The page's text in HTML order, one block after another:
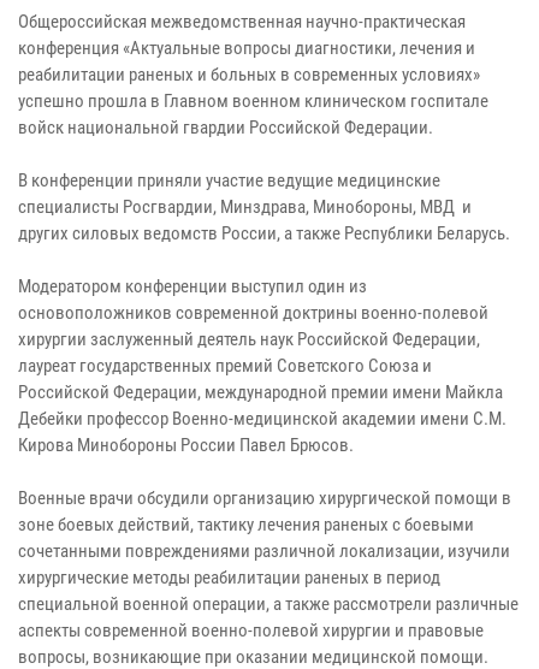
Общероссийская межведомственная научно-практическая
конференция «Актуальные вопросы диагностики, лечения и
реабилитации раненых и больных в современных условиях»
успешно прошла в Главном военном клиническом госпитале
войск национальной гвардии Российской Федерации.
В конференции приняли участие ведущие медицинские
специалисты Росгвардии, Минздрава, Минобороны, МВД и
других силовых ведомств России, а также Республики Беларусь.
Модератором конференции выступил один из
основоположников современной доктрины военно-полевой
хирургии заслуженный деятель наук Российской Федерации,
лауреат государственных премий Советского Союза и
Российской Федерации, международной премии имени Майкла
Дебейки профессор Военно-медицинской академии имени С.М.
Кирова Минобороны России Павел Брюсов.
Военные врачи обсудили организацию хирургической помощи в
зоне боевых действий, тактику лечения раненых с боевыми
сочетанными повреждениями различной локализации, изучили
хирургические методы реабилитации раненых в период
специальной военной операции, а также рассмотрели различные
аспекты современной военно-полевой хирургии и правовые
вопросы, возникающие при оказании медицинской помощи.